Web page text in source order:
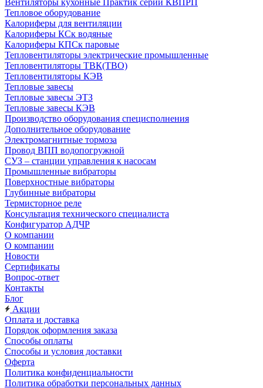
Вентиляторы кухонные Практик серии КВПРП
Тепловое оборудование
Калориферы для вентиляции
Калориферы КСк водяные
Калориферы КПСк паровые
Тепловентиляторы электрические промышленные
Тепловентиляторы ТВК(ТВО)
Тепловентиляторы КЭВ
Тепловые завесы
Тепловые завесы ЭТЗ
Тепловые завесы КЭВ
Производство оборудования специсполнения
Дополнительное оборудование
Электромагнитные тормоза
Провод ВПП водопогружной
СУЗ – станции управления к насосам
Промышленные вибраторы
Поверхностные вибраторы
Глубинные вибраторы
Термисторное реле
Консультация технического специалиста
Конфигуратор АДЧР
О компании
О компании
Новости
Сертификаты
Вопрос-ответ
Контакты
Блог
Акции
Оплата и доставка
Порядок оформления заказа
Способы оплаты
Способы и условия доставки
Оферта
Политика конфиденциальности
Политика обработки персональных данных